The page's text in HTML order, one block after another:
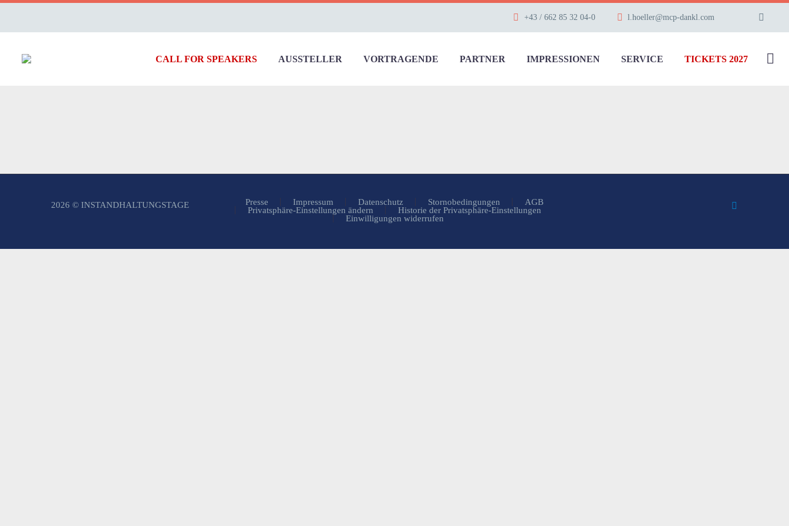
+43 / 662 85 32 04-0 l.hoeller@mcp-dankl.com
CALL FOR SPEAKERS AUSSTELLER VORTRAGENDE PARTNER IMPRESSIONEN SERVICE TICKETS 2027
Presse Impressum Datenschutz Stornobedingungen
AGB
Privatsphäre-Einstellungen ändern
Historie der Privatsphäre-Einstellungen
Einwilligungen widerrufen
2026 © INSTANDHALTUNGSTAGE